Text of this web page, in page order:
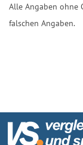
Alle Angaben ohne
falschen Angaben.